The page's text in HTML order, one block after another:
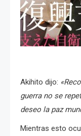
Akihito dijo:
guerra no se
deseo la paz
Mientras esto